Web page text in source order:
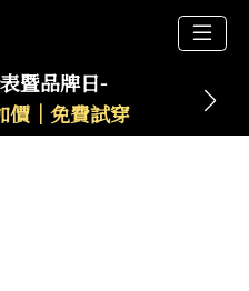
暨品牌日-
價｜免費試穿